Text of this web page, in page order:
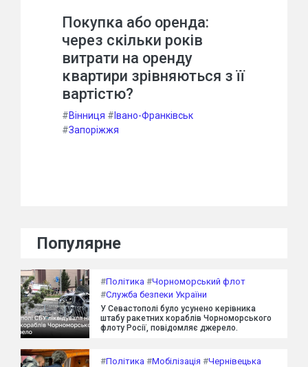
Покупка або оренда:
через скільки років
витрати на оренду
квартири зрівняються з її
вартістю?
#Вінниця # Івано-Франківськ
#Запоріжжя
Популярне
#Політика #Чорноморський флот
#Служба безпеки України
У Севастополі було усунено керівника
штабу ракетних кораблів Чорноморського
флоту Росії, повідомляє джерело.
#Політика #Мобілізація #Чернівецька